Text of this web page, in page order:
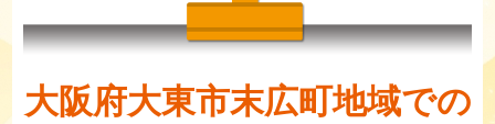
大阪府大東市末広町地域での